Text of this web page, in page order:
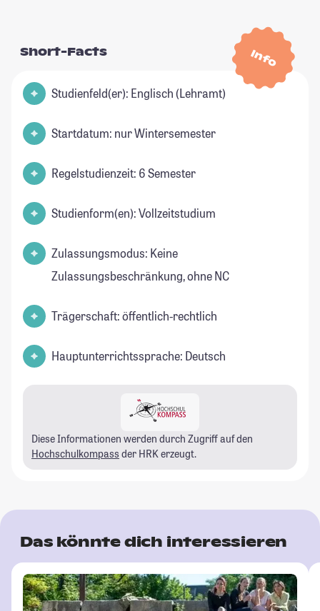
Info
Short-Facts
Studienfeld(er): Englisch (Lehramt)
Startdatum: nur Wintersemester
Regelstudienzeit: 6 Semester
Studienform(en): Vollzeitstudium
Zulassungsmodus: Keine
Zulassungsbeschränkung, ohne NC
Trägerschaft: öffentlich-rechtlich
Hauptunterrichtssprache: Deutsch
Diese Informationen werden durch Zugriff auf den
Hochschulkompass der HRK erzeugt.
Das könnte dich interessieren